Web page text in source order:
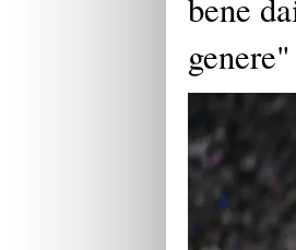
genere"